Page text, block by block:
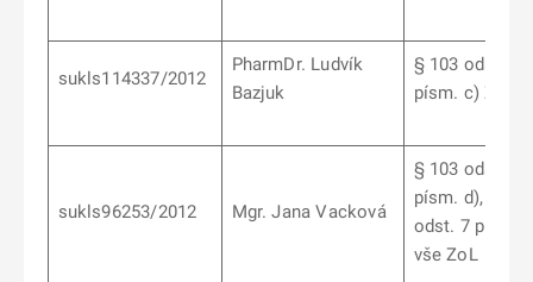
sukls114337/2012
PharmDr. Ludvík
Bazjuk
§ 103 odst. 9
písm. c) ZoL
sukls96253/2012 Mgr. Jana Vacková
§ 103 odst. 6
písm. d), § 103
odst. 7 písm.
vše ZoL